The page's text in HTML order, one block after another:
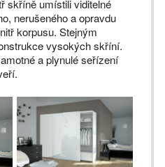
skříně umístili viditelné
nerušeného a opravdu
korpusu. Stejným
vysokých skříní.
a plynulé seřízení